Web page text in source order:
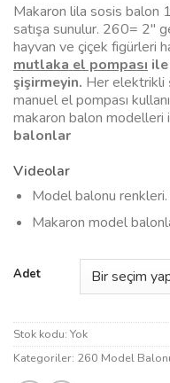
Makaron lila sosis balon
satışa sunulur. 260= 2″
hayvan ve çiçek figürleri
mutlaka el pompası
şişirmeyin. Her elektrikli
manuel el pompası
makaron balon modelleri
balonlar
Videolar
Model balonu renkleri.
Makaron model
Adet
Stok kodu: Yok
Kategoriler: 260 Model